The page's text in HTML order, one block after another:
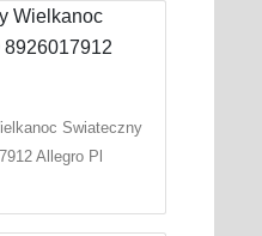
Swiateczny
Allegro Pl